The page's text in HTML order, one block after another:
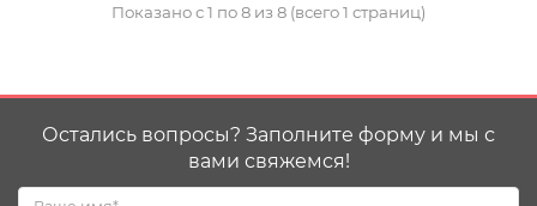
Показано с 1 по 8 из 8 (всего 1 страниц)
Остались вопросы? Заполните форму и мы с
вами свяжемся!